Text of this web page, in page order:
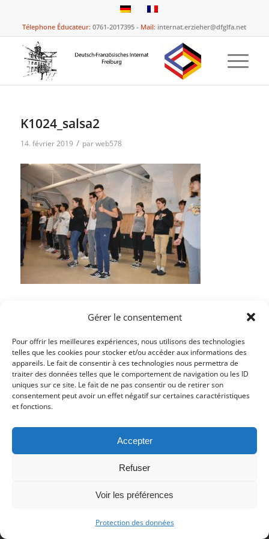
Gérer le consentement
Pour offrir les meilleures expériences, nous utilisons des technologies
telles que les cookies pour stocker et/ou accéder aux informations des
appareils. Le fait de consentir à ces technologies nous permettra de
traiter des données telles que le comportement de navigation ou les ID
uniques sur ce site. Le fait de ne pas consentir ou de retirer son
consentement peut avoir un effet négatif sur certaines caractéristiques
et fonctions.
Accepter
Refuser
Voir les préférences
Protection des données
Télephone Éducateur: 0761-2017395 - Mail: internat.erzieher@dfglfa.net
K1024_salsa2
14. février 2019 / parweb578
Partager cet article